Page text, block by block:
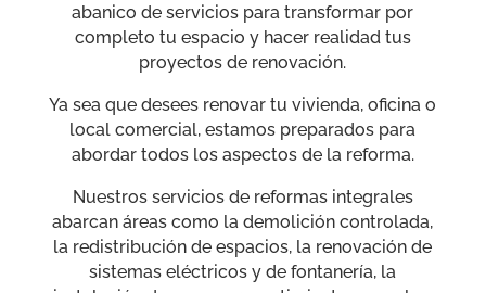
abanico de servicios para transformar por
completo tu espacio y hacer realidad tus
proyectos de renovación.
Ya sea que desees renovar tu vivienda, oficina o
local comercial, estamos preparados para
abordar todos los aspectos de la reforma.
Nuestros servicios de reformas integrales
abarcan áreas como la demolición controlada,
la redistribución de espacios, la renovación de
sistemas eléctricos y de fontanería, la